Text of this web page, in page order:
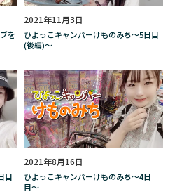
限定
雲形ひじき
電線絵画展
電車
郎
風の谷のナウシカ
香川照之
香港
高島雄哉
高田公太
ャグ・カクテル
を
2021年11月3日
ひよっこキャンパーけものみち〜5日目
(後編)〜
目
2021年8月16日
ひよっこキャンパーけものみち〜4日
目〜